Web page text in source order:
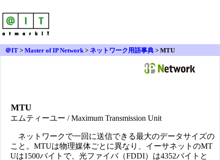
＠IT > Master of IP Network > ネットワーク用語事典 > MTU
MTU
エムティーユー / Maximum Transmission Unit
ネットワークで一回に送信できる最大のデータサイズの
こと。MTUは物理媒体ごとに異なり、イーサネットのMT
Uは1500バイトで、光ファイバ（FDDI）は4352バイトと